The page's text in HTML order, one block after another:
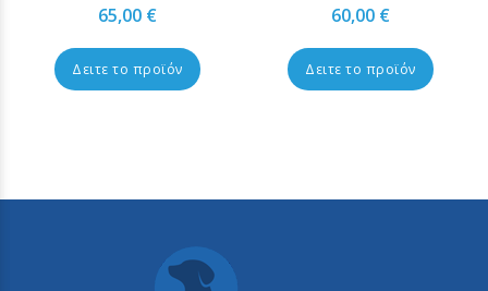
65,00 €
Δειτε το προϊόν
60,00 €
Δειτε το προϊόν